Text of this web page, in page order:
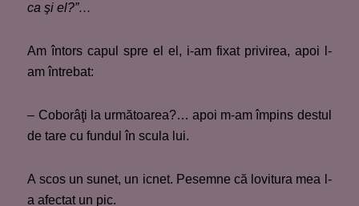
ca şi el?”…
Am întors capul spre el el, i-am fixat privirea, apoi l-
am întrebat:
– Coborâţi la următoarea?… apoi m-am împins destul
de tare cu fundul în scula lui.
A scos un sunet, un icnet. Pesemne că lovitura mea l-
a afectat un pic.